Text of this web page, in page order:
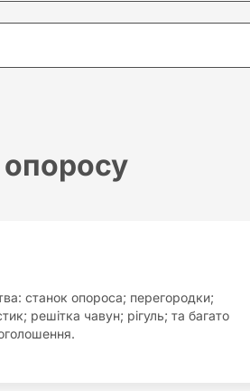
станок опороса; перегородки;
решітка чавун; рігуль; та багато